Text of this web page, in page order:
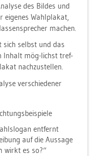
des Bil­des und
ei­ge­nes Wahl­pla­kat,
ma­chen.
sich selbst und das
In­halt mög-lichst tref­
nach­zu­stel­len.
ver­schie­de­ner
ent­fernt
auf die Aus­sa­ge
wirkt es so?“